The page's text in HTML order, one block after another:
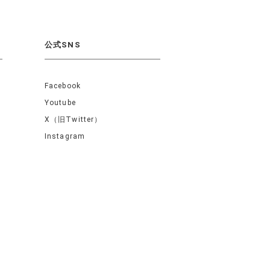
公式SNS
Facebook
Youtube
X（旧Twitter）
Instagram